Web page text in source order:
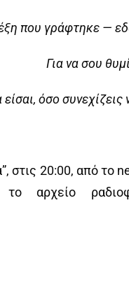
που γράφτηκε —
Για να σου
όσο
στις 20:00, από το
αρχείο